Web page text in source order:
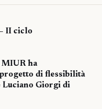
II ciclo
MIUR ha
di flessibilità
Giorgi di